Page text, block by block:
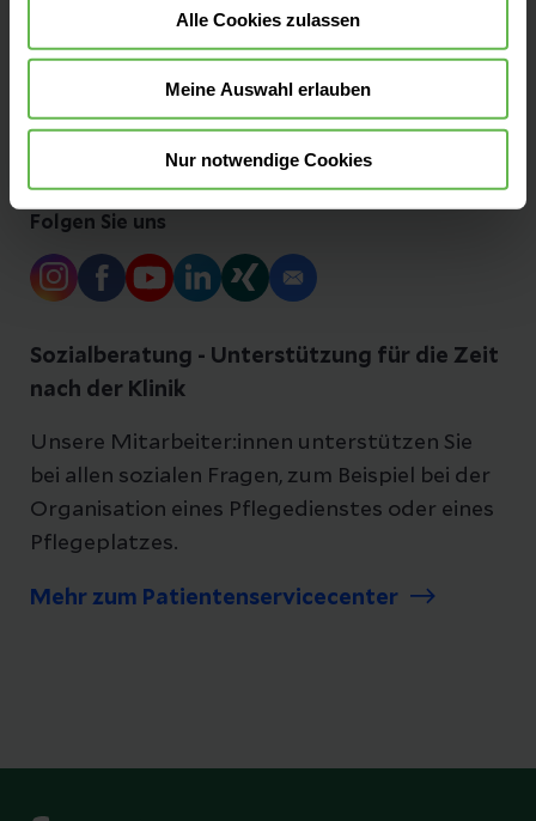
Alle Cookies zulassen
Meine Auswahl erlauben
Nur notwendige Cookies
Ansprechpartner
Folgen Sie uns
Sozialberatung - Unterstützung für die Zeit
nach der Klinik
Unsere Mitarbeiter:innen unterstützen Sie
bei allen sozialen Fragen, zum Beispiel bei der
Organisation eines Pflegedienstes oder eines
Pflegeplatzes.
Mehr zum Patientenservicecenter